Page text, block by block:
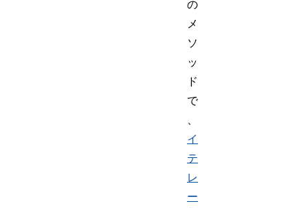
の
メ
ソ
ッ
ド
で
、
イ
テ
レ
ー